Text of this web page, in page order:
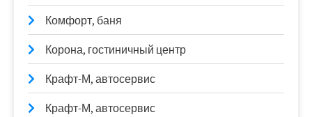
Комфорт, баня
Корона, гостиничный центр
Крафт-М, автосервис
Крафт-М, автосервис